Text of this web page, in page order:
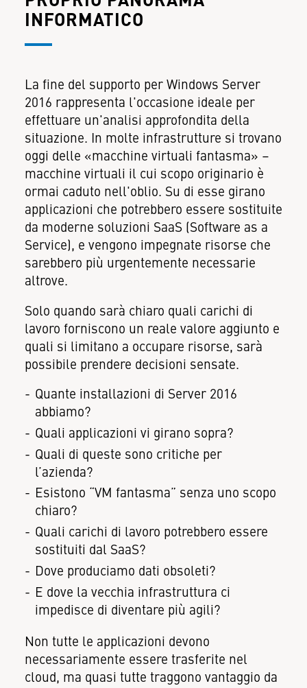
INFORMATICO
La fine del supporto per Windows Server
2016 rappresenta l'occasione ideale per
effettuare un'analisi approfondita della
situazione. In molte infrastrutture si trovano
oggi delle «macchine virtuali fantasma» –
macchine virtuali il cui scopo originario è
ormai caduto nell'oblio. Su di esse girano
applicazioni che potrebbero essere sostituite
da moderne soluzioni SaaS (Software as a
Service), e vengono impegnate risorse che
sarebbero più urgentemente necessarie
altrove.
Solo quando sarà chiaro quali carichi di
lavoro forniscono un reale valore aggiunto e
quali si limitano a occupare risorse, sarà
possibile prendere decisioni sensate.
Quante installazioni di Server 2016
abbiamo?
Quali applicazioni vi girano sopra?
Quali di queste sono critiche per
l’azienda?
Esistono “VM fantasma” senza uno scopo
chiaro?
Quali carichi di lavoro potrebbero essere
sostituiti dal SaaS?
Dove produciamo dati obsoleti?
E dove la vecchia infrastruttura ci
impedisce di diventare più agili?
Non tutte le applicazioni devono
necessariamente essere trasferite nel
cloud, ma quasi tutte traggono vantaggio da